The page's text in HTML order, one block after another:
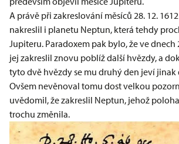
A právě při zakreslování měsíců 28. 12.
nakreslil i planetu Neptun, která tehdy
Jupiteru. Paradoxem pak bylo, že ve dnech
jej zakreslil znovu poblíž další hvězdy, a
tyto dvě hvězdy se mu druhý den jeví jinak
Ovšem nevěnoval tomu dost velkou
uvědomil, že zakreslil Neptun, jehož
trochu změnila.